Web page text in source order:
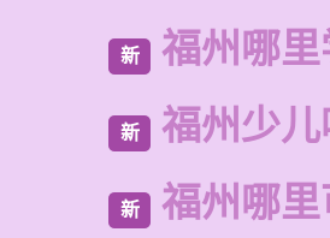
新 福州哪
新 福州少
新 福州哪